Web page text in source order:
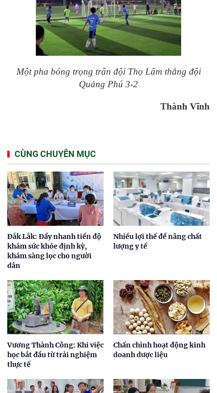
Một pha bóng trọng trân đội Thọ Lâm thắng đội
Quảng Phú 3-2
Thành Vĩnh
CÙNG CHUYÊN MỤC
Đắk Lắk: Đẩy nhanh tiến độ
khám sức khỏe định kỳ,
khám sàng lọc cho người
dân
Nhiều lợi thế để nâng chất
lượng y tế
Vương Thành Công: Khi việc
học bắt đầu từ trải nghiệm
thực tế
Chấn chỉnh hoạt động kinh
doanh dược liệu